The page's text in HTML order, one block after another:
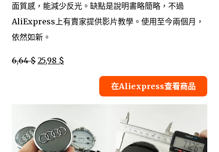
面質感，能減少反光。缺點是說明書略簡略，不過
AliExpress上有賣家提供影片教學。使用至今兩個月，
依然如新。
6,64 $ 25,98 $
在Aliexpress查看商品